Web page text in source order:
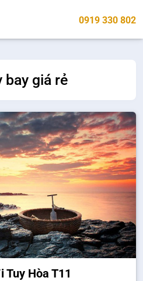
0919 330 802
bay giá rẻ
Tuy Hòa T11